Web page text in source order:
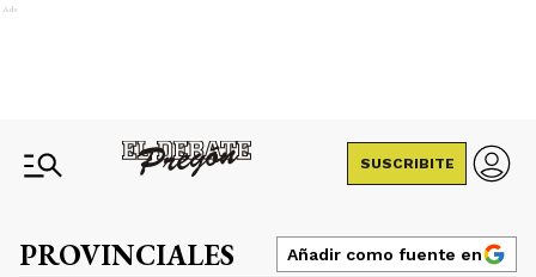
Ads
SUSCRIBITE
PROVINCIALES Añadir como fuente en